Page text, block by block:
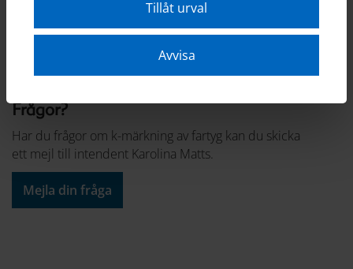
Tillåt urval
Avvisa
fartyg. Här kan du ta del av rapporten.
Frågor?
Har du frågor om k-märkning av fartyg kan du skicka
ett mejl till intendent Karolina Matts.
Mejla din fråga